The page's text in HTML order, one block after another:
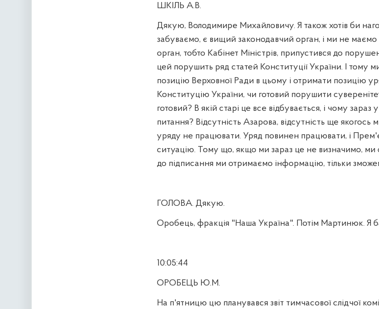
ШКІЛЬ А.В.
Дякую, Володимире Михайловичу. Я також хотів би
забуваємо, є вищий законодавчий орган, і ми не
орган, тобто Кабінет Міністрів, припустився до
цей порушить ряд статей Конституції України. І тому
позицію Верховної Ради в цьому і отримати позицію
Конституцію України, чи готовий порушити
готовий? В якій старі це все відбувається, і чому
питання? Відсутність Азарова, відсутність ще якогось
уряду не працювати. Уряд повинен працювати, і
ситуацію. Тому що, якщо ми зараз це не визначимо, ми
до підписання ми отримаємо інформацію, тільки
ГОЛОВА. Дякую.
Оробець, фракція "Наша Україна". Потім Мартинюк. Я
10:05:44
ОРОБЕЦЬ Ю.М.
На п'ятницю цю планувався звіт тимчасової слідчої